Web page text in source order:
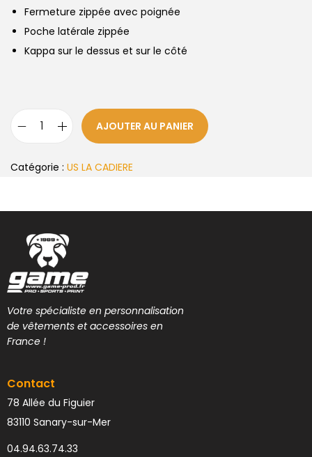
Fermeture zippée avec poignée
Poche latérale zippée
Kappa sur le dessus et sur le côté
AJOUTER AU PANIER
Catégorie : US LA CADIERE
Votre spécialiste en personnalisation
de vêtements et accessoires en
France !
Contact
78 Allée du Figuier
83110 Sanary-sur-Mer
04.94.63.74.33